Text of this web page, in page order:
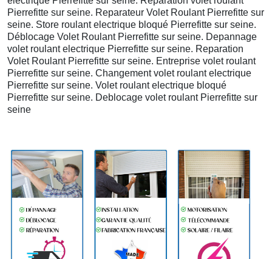
Pierrefitte sur seine. Reparateur Volet Roulant Pierrefitte sur
seine. Store roulant electrique bloqué Pierrefitte sur seine.
Déblocage Volet Roulant Pierrefitte sur seine. Depannage
volet roulant electrique Pierrefitte sur seine. Reparation
Volet Roulant Pierrefitte sur seine. Entreprise volet roulant
Pierrefitte sur seine. Changement volet roulant electrique
Pierrefitte sur seine. Volet roulant electrique bloqué
Pierrefitte sur seine. Deblocage volet roulant Pierrefitte sur
seine